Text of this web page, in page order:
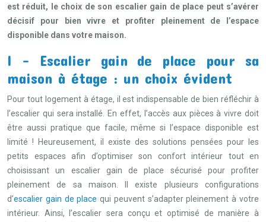
est réduit, le choix de son escalier gain de place peut s’avérer
décisif pour bien vivre et profiter pleinement de l’espace
disponible dans votre maison.
I – Escalier gain de place pour sa
maison à étage : un choix évident
Pour tout logement à étage, il est indispensable de bien réfléchir à
l’escalier qui sera installé. En effet, l’accès aux pièces à vivre doit
être aussi pratique que facile, même si l’espace disponible est
limité ! Heureusement, il existe des solutions pensées pour les
petits espaces afin d’optimiser son confort intérieur tout en
choisissant un escalier gain de place sécurisé pour profiter
pleinement de sa maison. Il existe plusieurs configurations
d’escalier gain de place qui peuvent s’adapter pleinement à votre
intérieur. Ainsi, l’escalier sera conçu et optimisé de manière à